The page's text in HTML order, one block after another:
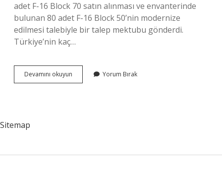
adet F-16 Block 70 satın alınması ve envanterinde
bulunan 80 adet F-16 Block 50’nin modernize
edilmesi talebiyle bir talep mektubu gönderdi.
Türkiye’nin kaç…
Devamını okuyun Türkiyede
Kaç
Yorum Bırak
Sitemap